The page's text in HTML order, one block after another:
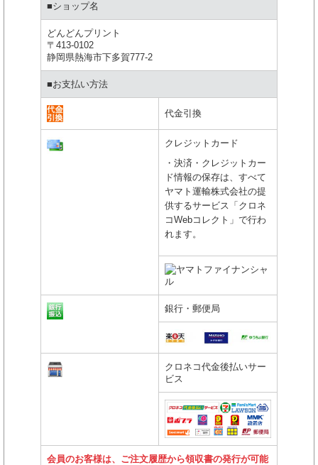
■ショップ名
どんどんプリント
〒413-0102
静岡県熱海市下多賀777-2
■お支払い方法
代金引換
クレジットカード
・決済・クレジットカー
ド情報の保存は、すべて
ヤマト運輸株式会社の提
供するサービス「クロネ
コWebコレクト」で行わ
れます。
銀行・郵便局
クロネコ代金後払いサー
ビス
会員のお客様は、ご注文履歴から領収書の発行が可能